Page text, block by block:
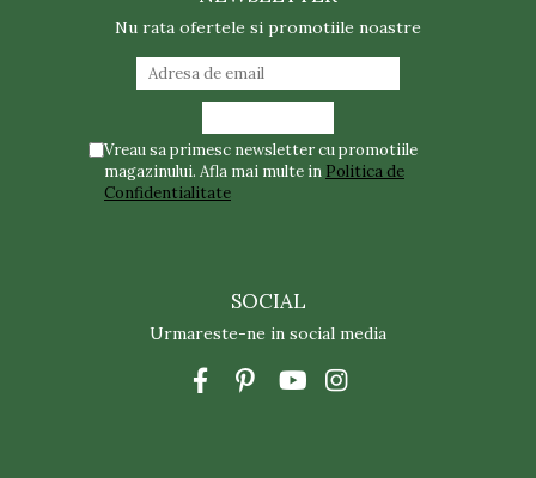
Nu rata ofertele si promotiile noastre
Vreau sa primesc newsletter cu promotiile
magazinului. Afla mai multe in Politica de
Confidentialitate
SOCIAL
Urmareste-ne in social media